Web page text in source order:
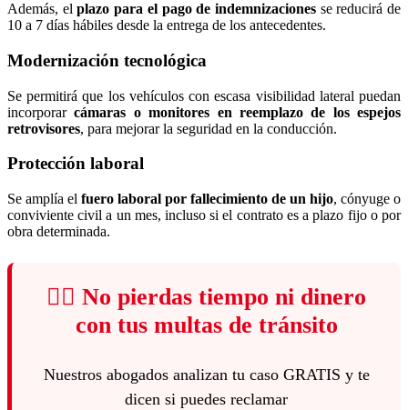
Además, elplazo para el pago de indemnizacionesse reducirá de
10 a 7 días hábiles desde la entrega de los antecedentes.
Modernización tecnológica
Se permitirá que los vehículos con escasa visibilidad lateral puedan
incorporarcámaras o monitores en reemplazo de los espejos
retrovisores, para mejorar la seguridad en la conducción.
Protección laboral
Se amplía el fuero laboral por fallecimiento de un hijo, cónyuge o
conviviente civil a un mes, incluso si el contrato es a plazo fijo o por
obra determinada.
👨‍⚖️ No pierdas tiempo ni dinero
con tus multas de tránsito
Nuestros abogados analizan tu caso GRATIS y te
dicen si puedes reclamar